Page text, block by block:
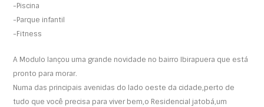
-Piscina
-Parque infantil
-Fitness
A Modulo lançou uma grande novidade no bairro Ibirapuera que está
pronto para morar.
Numa das principais avenidas do lado oeste da cidade,perto de
tudo que você precisa para viver bem,o Residencial jatobá,um